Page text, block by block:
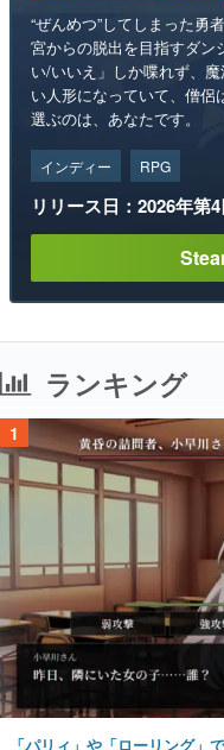
“ぜんめつ”してしまった勇
宮からの脱出を目指すダン
い/いいえ」しか喋れず、
い人形になっていて、僧
選ぶのは、あなたです。
インディー RPG
リリース日：2026年第
ランキング
1
「パリィ」や「ローリング」